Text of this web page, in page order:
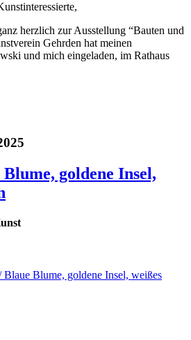
herzlich zur Ausstellung “Bauten und
Gehrden hat meinen
und mich eingeladen, im Rathaus
goldene Insel,